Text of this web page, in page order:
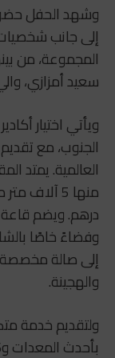
وشهد الحفل حضور
إلى جانب شخصيات
المجموعة، من
سعيد أمزازي،
ويأتي اختيار
الجنوب، مع
درهم. ويضم
وفضاءً خاصًا
إلى صالة
والهجينة.
ولتقديم خدمة